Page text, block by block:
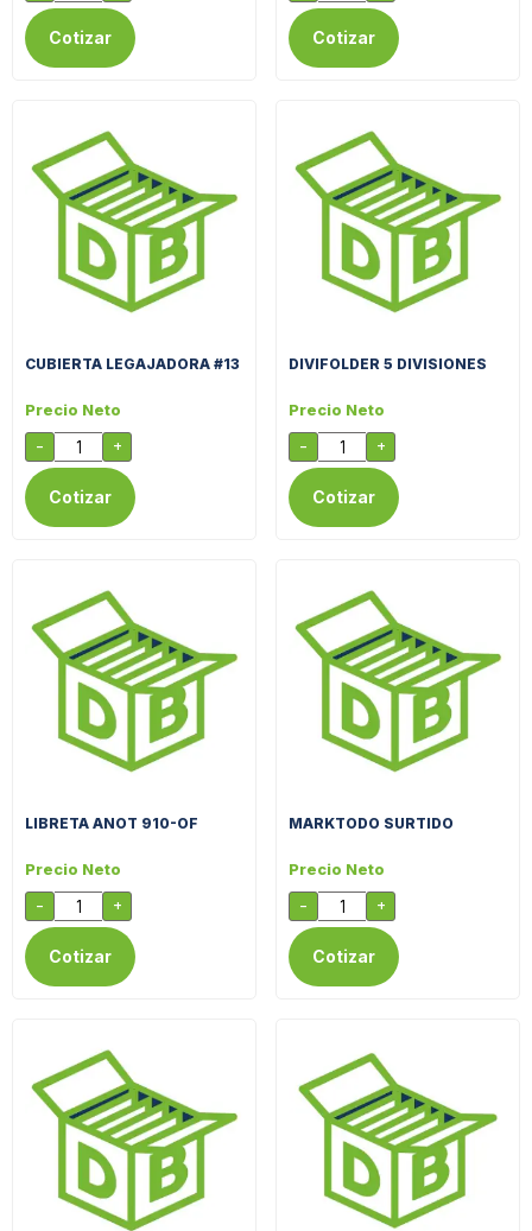
Cotizar Cotizar
CUBIERTA LEGAJADORA #13
Precio Neto
- +
Cotizar
DIVIFOLDER 5 DIVISIONES
Precio Neto
- +
Cotizar
LIBRETA ANOT 910-OF
Precio Neto
- +
Cotizar
MARKTODO SURTIDO
Precio Neto
- +
Cotizar